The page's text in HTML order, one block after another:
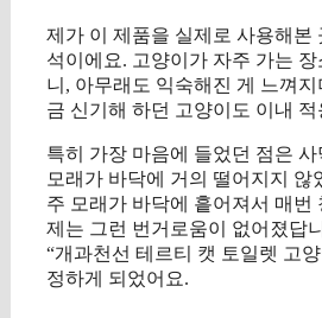
제가 이 제품을 실제로 사용해본
석이에요. 고양이가 자주 가는
니, 아무래도 익숙해진 게 느껴
금 신기해 하던 고양이도 이내 적
특히 가장 마음에 들었던 점은 사
모래가 바닥에 거의 떨어지지 않
주 모래가 바닥에 흩어져서 매번
제는 그런 번거로움이 없어졌답
“개과천선 테르티 캣 토일렛 고
정하게 되었어요.